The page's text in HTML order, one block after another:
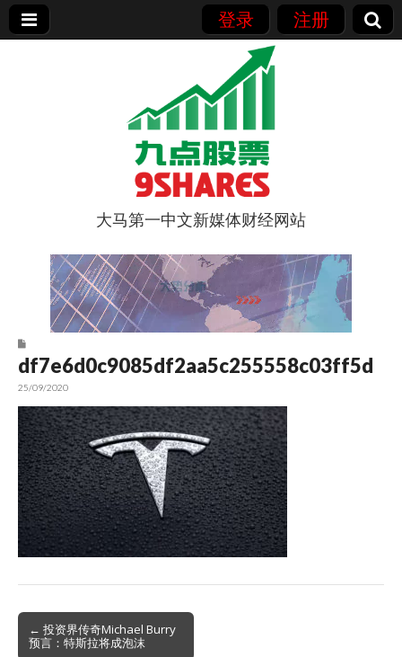
登录 注册
9点股票
大马第一中文新媒体财经网站
df7e6d0c9085df2aa5c255558c03ff5d
25/09/2020
Post
navigation
← 投资界传奇Michael Burry
预言：特斯拉将成泡沫